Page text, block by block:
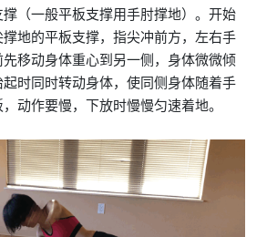
（一般平板支撑用手肘撑地）。开始
地的平板支撑，指尖冲前方，左右手
移动身体重心到另一侧，身体微微倾
时同时转动身体，使同侧身体随着手
动作要慢，下放时慢慢匀速着地。